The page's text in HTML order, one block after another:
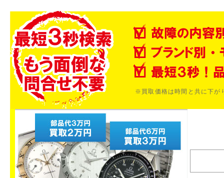
※買取価格は時間と共に下が